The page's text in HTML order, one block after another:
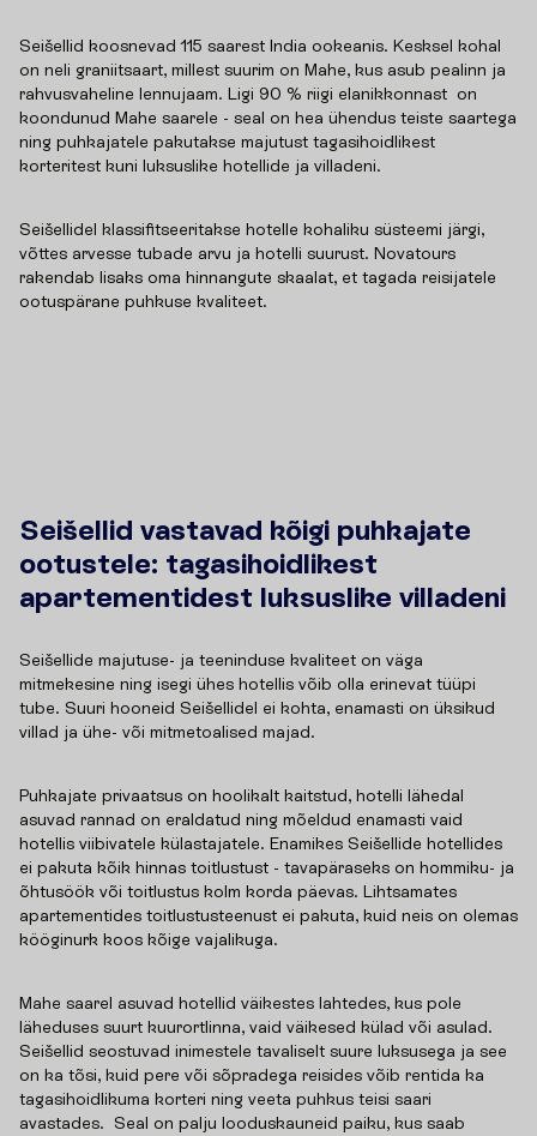
Seišellid koosnevad 115 saarest India ookeanis. Kesksel kohal
on neli graniitsaart, millest suurim on Mahe, kus asub pealinn ja
rahvusvaheline lennujaam. Ligi 90 % riigi elanikkonnast on
koondunud Mahe saarele - seal on hea ühendus teiste saartega
ning puhkajatele pakutakse majutust tagasihoidlikest
korteritest kuni luksuslike hotellide ja villadeni.
Seišellidel klassifitseeritakse hotelle kohaliku süsteemi järgi,
võttes arvesse tubade arvu ja hotelli suurust. Novatours
rakendab lisaks oma hinnangute skaalat, et tagada reisijatele
ootuspärane puhkuse kvaliteet.
Seišellid vastavad kõigi puhkajate
ootustele: tagasihoidlikest
apartementidest luksuslike villadeni
Seišellide majutuse- ja teeninduse kvaliteet on väga
mitmekesine ning isegi ühes hotellis võib olla erinevat tüüpi
tube. Suuri hooneid Seišellidel ei kohta, enamasti on üksikud
villad ja ühe- või mitmetoalised majad.
Puhkajate privaatsus on hoolikalt kaitstud, hotelli lähedal
asuvad rannad on eraldatud ning mõeldud enamasti vaid
hotellis viibivatele külastajatele. Enamikes Seišellide hotellides
ei pakuta kõik hinnas toitlustust - tavapäraseks on hommiku- ja
õhtusöök või toitlustus kolm korda päevas. Lihtsamates
apartementides toitlustusteenust ei pakuta, kuid neis on olemas
kööginurk koos kõige vajalikuga.
Mahe saarel asuvad hotellid väikestes lahtedes, kus pole
läheduses suurt kuurortlinna, vaid väikesed külad või asulad.
Seišellid seostuvad inimestele tavaliselt suure luksusega ja see
on ka tõsi, kuid pere või sõpradega reisides võib rentida ka
tagasihoidlikuma korteri ning veeta puhkus teisi saari
avastades. Seal on palju looduskauneid paiku, kus saab